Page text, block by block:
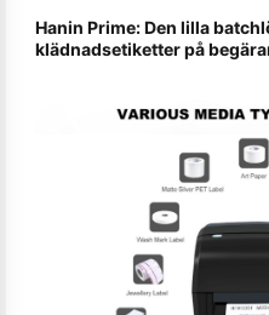
Hanin Prime: Den lilla
klädnadsetiketter på